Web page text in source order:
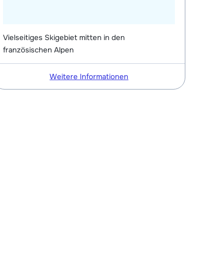
Vielseitiges Skigebiet mitten in den
französischen Alpen
Weitere Informationen